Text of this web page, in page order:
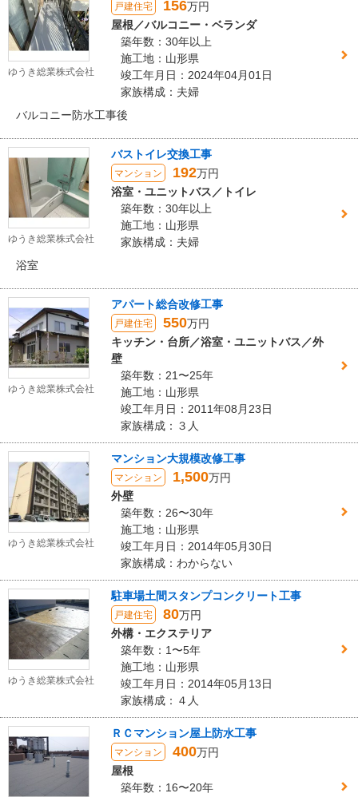
ゆうき総業株式会社
戸建住宅 156万円
屋根／バルコニー・ベランダ
築年数：30年以上
施工地：山形県
竣工年月日：2024年04月01日
家族構成：夫婦
バルコニー防水工事後
ゆうき総業株式会社
バストイレ交換工事
マンション 192万円
浴室・ユニットバス／トイレ
築年数：30年以上
施工地：山形県
家族構成：夫婦
浴室
ゆうき総業株式会社
アパート総合改修工事
戸建住宅 550万円
キッチン・台所／浴室・ユニットバス／外
壁
築年数：21〜25年
施工地：山形県
竣工年月日：2011年08月23日
家族構成：３人
ゆうき総業株式会社
マンション大規模改修工事
マンション 1,500万円
外壁
築年数：26〜30年
施工地：山形県
竣工年月日：2014年05月30日
家族構成：わからない
ゆうき総業株式会社
駐車場土間スタンプコンクリート工事
戸建住宅 80万円
外構・エクステリア
築年数：1〜5年
施工地：山形県
竣工年月日：2014年05月13日
家族構成：４人
ＲＣマンション屋上防水工事
マンション 400万円
屋根
築年数：16〜20年